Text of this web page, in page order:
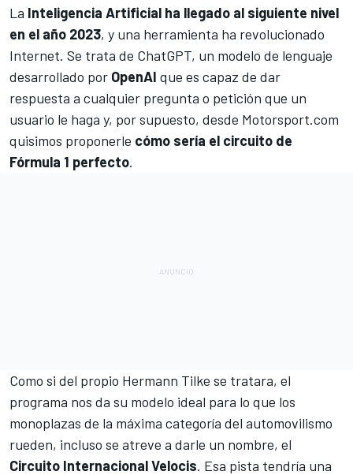
La Inteligencia Artificial ha llegado al siguiente nivel
en el año 2023, y una herramienta ha revolucionado
Internet. Se trata de ChatGPT, un modelo de lenguaje
desarrollado por OpenAI que es capaz de dar
respuesta a cualquier pregunta o petición que un
usuario le haga y, por supuesto, desde Motorsport.com
quisimos proponerle cómo sería el circuito de
Fórmula 1 perfecto.
Como si del propio Hermann Tilke se tratara, el
programa nos da su modelo ideal para lo que los
monoplazas de la máxima categoría del automovilismo
rueden, incluso se atreve a darle un nombre, el
Circuito Internacional Velocis. Esa pista tendría una